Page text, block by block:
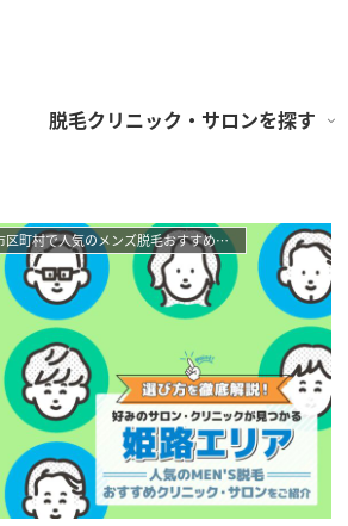
脱毛クリニック・サロンを探す
【2026年最新】市区町村で人気のメンズ脱毛おすすめサロン・クリニック